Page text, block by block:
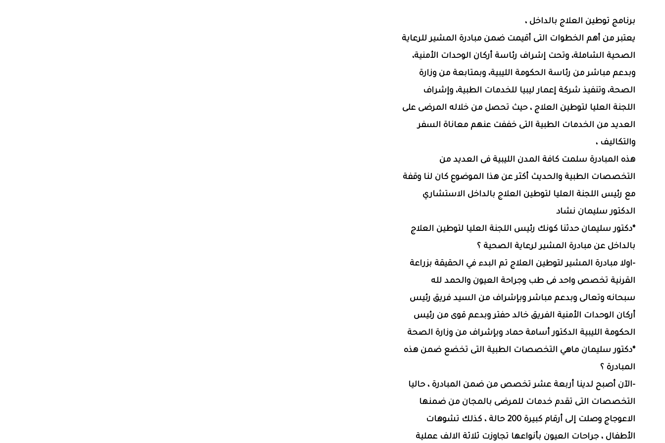
برنامج توطين العلاج بالداخل ،
يعتبر من أهم الخطوات التى أقيمت ضمن مبادرة المشير للرعاية
الصحية الشاملة، وتحت إشراف رئاسة أركان الوحدات الأمنية،
وبدعم مباشر من رئاسة الحكومة الليبية، وبمتابعة من وزارة
الصحة، وتنفيذ شركة إعمار ليبيا للخدمات الطبية، وإشراف
اللجنة العليا لتوطين العلاج ، حيث تحصل من خلاله المرضى على
العديد من الخدمات الطبية التى خففت عنهم معاناة السفر
والتكاليف ،
هذه المبادرة سلمت كافة المدن الليبية فى العديد من
التخصصات الطبية والحديث أكثر عن هذا الموضوع كان لنا وقفة
مع رئيس اللجنة العليا لتوطين العلاج بالداخل الاستشاري
الدكتور سليمان نشاد
*دكتور سليمان حدثنا كونك رئيس اللجنة العليا لتوطين العلاج
بالداخل عن مبادرة المشير لرعاية الصحية ؟
-اولا مبادرة المشير لتوطين العلاج تم البدء في الحقيقة بزراعة
القرنية تخصص واحد فى طب وجراحة العيون والحمد لله
سبحانه وتعالى وبدعم مباشر وبإشراف من السيد فريق رئيس
أركان الوحدات الأمنية الفريق خالد حفتر وبدعم قوى من رئيس
الحكومة الليبية الدكتور أسامة حماد وبإشراف من وزارة الصحة
*دكتور سليمان ماهي التخصصات الطبية التى تخضع ضمن هذه
المبادرة ؟
-الآن أصبح لدينا أربعة عشر تخصص من ضمن المبادرة ، حاليا
التخصصات التى تقدم خدمات للمرضى بالمجان من ضمنها
الاعوجاج وصلت إلى أرقام كبيرة 200 حالة ، كذلك تشوهات
الأطفال ، جراحات العيون بأنواعها تجاوزت ثلاثة الالف عملية